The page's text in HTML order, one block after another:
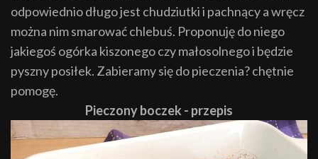
odpowiednio długo jest chudziutki i pachnący a wręcz
można nim smarować chlebuś. Proponuję do niego
jakiegoś ogórka kiszonego czy małosolnego i będzie
pyszny posiłek. Zabieramy się do pieczenia? chętnie
pomogę.
Pieczony boczek - przepis